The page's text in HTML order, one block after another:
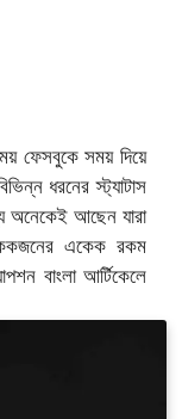
ফেসবুকে সময় দিয়ে
ধরনের স্ট্যাটাস
অনেকেই আছেন যারা
একেক রকম
বাংলা আর্টিকেলে